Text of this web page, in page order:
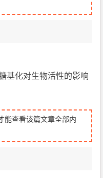
基化对生物活性的影响
能查看该篇文章全部内